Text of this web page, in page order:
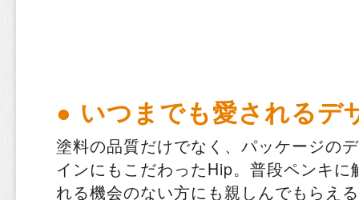
● いつまでも愛されるデ
塗料の品質だけでなく、パッケージの
インにもこだわったHip。普段ペンキに
れる機会のない方にも親しんでもらえ